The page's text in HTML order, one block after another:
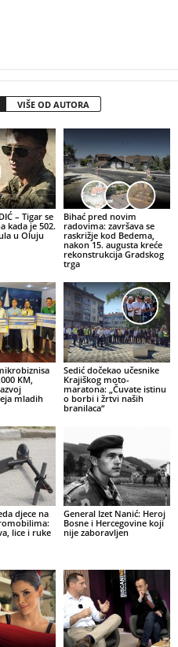
VIŠE OD AUTORA
– Tigar se
kada je 502.
u Oluju
Bihać pred novim
radovima: završava se
raskrižje kod Bedema,
nakon 15. augusta kreće
rekonstrukcija Gradskog
trga
KM,
mladih
Sedić dočekao učesnike
Krajiškog moto-
maratona: „Čuvate istinu
o borbi i žrtvi naših
branilaca“
djece na
lice i ruke
General Izet Nanić: Heroj
Bosne i Hercegovine koji
nije zaboravljen